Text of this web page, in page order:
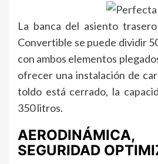
La banca del asiento
Convertible se puede dividir
con ambos elementos
ofrecer una instalación de
toldo está cerrado, la
350 litros.
SEGURIDAD